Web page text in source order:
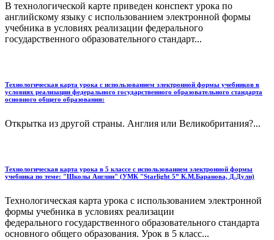
В технологической карте приведен конспект урока по
английскому языку с использованием электронной формы
учебника в условиях реализации федерального
государственного образовательного стандарт...
Технологическая карта урока с использованием электронной формы учебников в
условиях реализации федерального государственного образовательного стандарта
основного общего образования:
Открытка из другой страны. Англия или Великобритания?...
Технологическая карта урока в 5 классе с использованием электронной формы
учебника по теме: "Школы Англии" (УМК "Starlight 5” К.М.Баранова, Д.Дули)
Технологическая карта урока с использованием электронной
формы учебника в условиях реализации
федерального государственного образовательного стандарта
основного общего образования. Урок в 5 класс...